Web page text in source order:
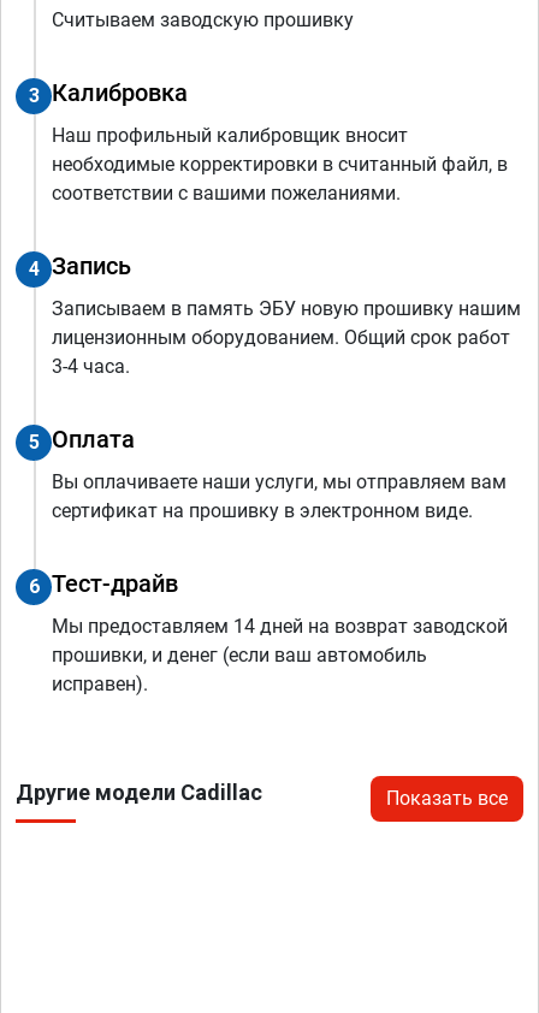
Считываем заводскую прошивку
3 Калибровка
Наш профильный калибровщик вносит
необходимые корректировки в считанный файл, в
соответствии с вашими пожеланиями.
4 Запись
Записываем в память ЭБУ новую прошивку нашим
лицензионным оборудованием. Общий срок работ
3-4 часа.
5 Оплата
Вы оплачиваете наши услуги, мы отправляем вам
сертификат на прошивку в электронном виде.
6 Тест-драйв
Мы предоставляем 14 дней на возврат заводской
прошивки, и денег (если ваш автомобиль
исправен).
Другие модели Cadillac Показать все